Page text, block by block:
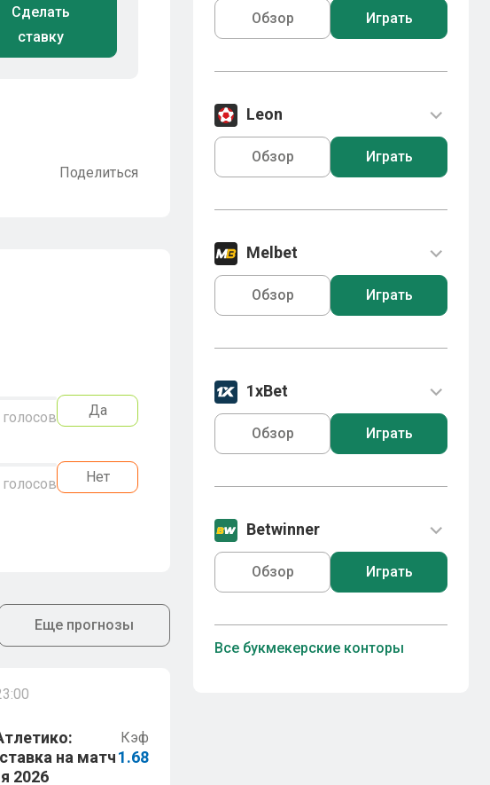
Сделать
ставку
Поделиться
голосов Да
голосов Нет
Еще прогнозы
на матч
2026
Кэф
1.68
Обзор Играть
Leon
Обзор Играть
Melbet
Обзор Играть
1xBet
Обзор Играть
Betwinner
Обзор Играть
Все букмекерские конторы